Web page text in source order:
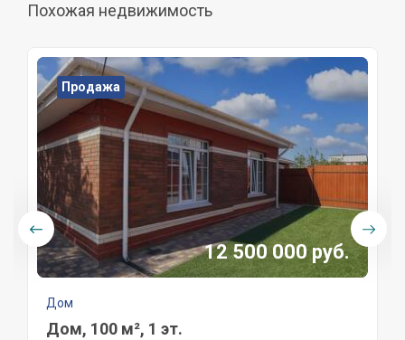
Похожая недвижимость
Продажа
12 500 000 руб.
Дом
Дом, 100 м², 1 эт.